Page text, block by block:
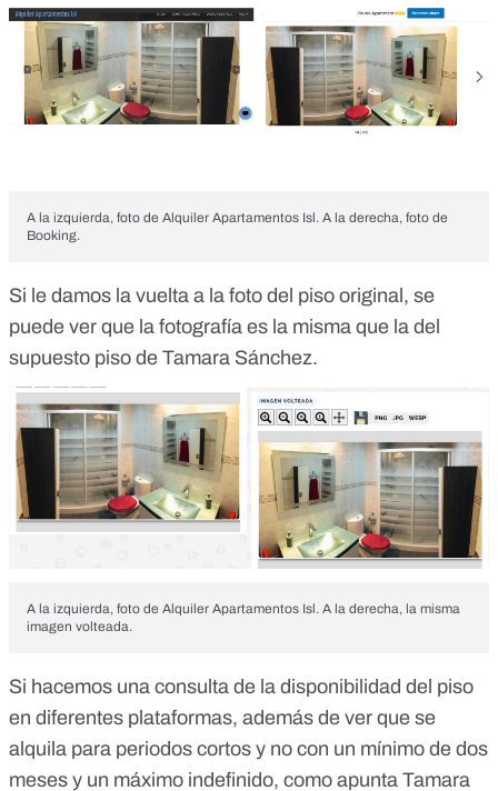
A la izquierda, foto de Alquiler Apartamentos Isl. A la derecha, foto de
Booking.
Si le damos la vuelta a la foto del piso original, se
puede ver que la fotografía es la misma que la del
supuesto piso de Tamara Sánchez.
A la izquierda, foto de Alquiler Apartamentos Isl. A la derecha, la misma
imagen volteada.
Si hacemos una consulta de la disponibilidad del piso
en diferentes plataformas, además de ver que se
alquila para periodos cortos y no con un mínimo de dos
meses y un máximo indefinido, como apunta Tamara